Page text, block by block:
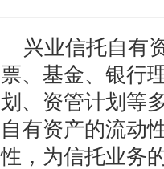
兴业信托自有
票、基金、银行
划、资管计划等
自有资产的流动
性，为信托业务